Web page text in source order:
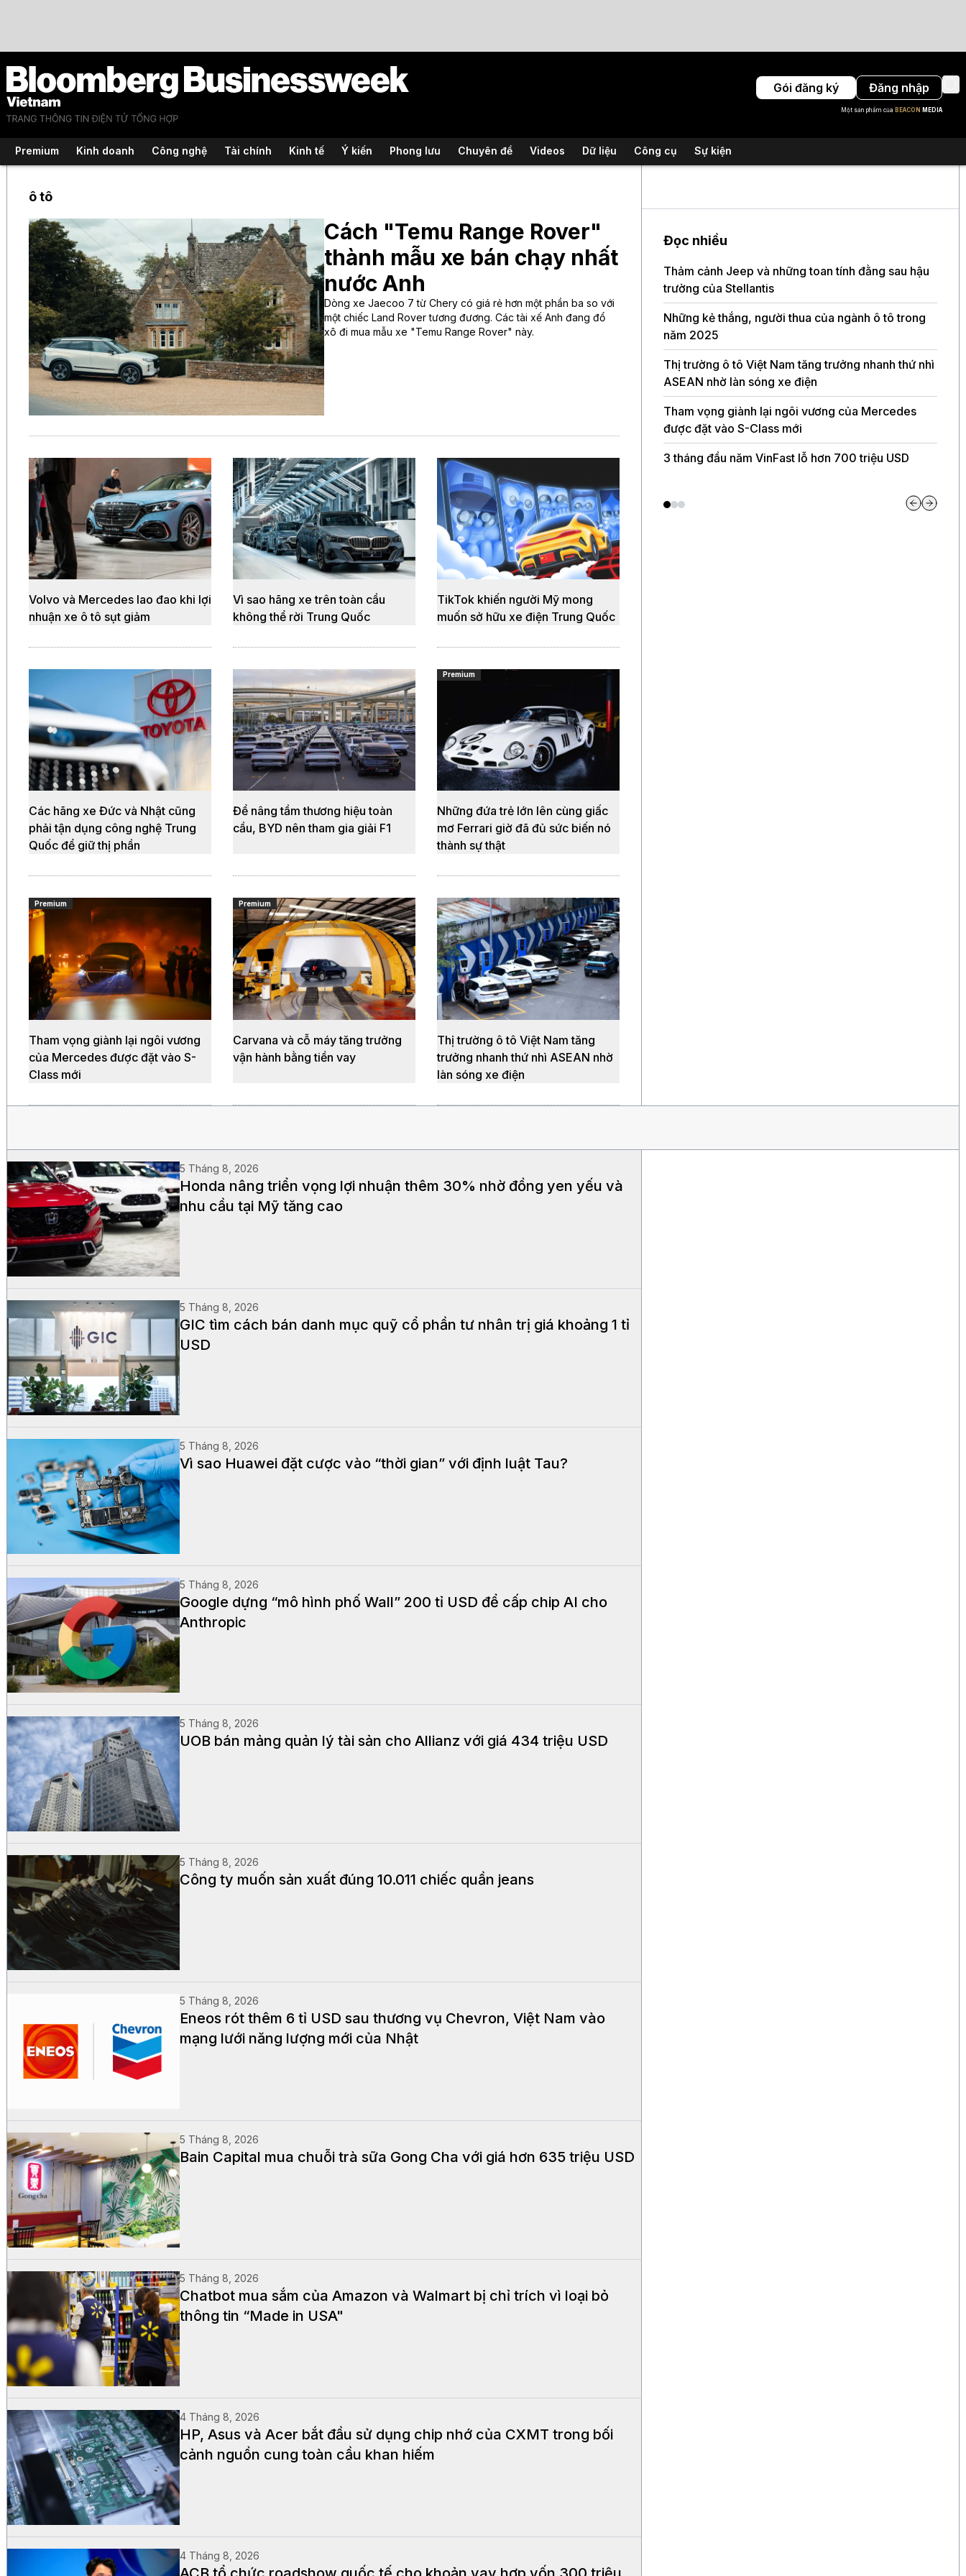
Gói đăng ký Đăng nhập
Một sản phẩm của BEACON MEDIA
Premium Kinh doanh Công nghệ Tài chính Kinh tế Ý kiến Phong lưu Chuyên đề Videos Dữ liệu Công cụ Sự kiện
ô tô
Cách "Temu Range Rover"
thành mẫu xe bán chạy nhất
nước Anh
Dòng xe Jaecoo 7 từ Chery có giá rẻ hơn một phần ba so với
một chiếc Land Rover tương đương. Các tài xế Anh đang đổ
xô đi mua mẫu xe "Temu Range Rover" này.
Volvo và Mercedes lao đao khi lợi
nhuận xe ô tô sụt giảm
Vì sao hãng xe trên toàn cầu
không thể rời Trung Quốc
TikTok khiến người Mỹ mong
muốn sở hữu xe điện Trung Quốc
Các hãng xe Đức và Nhật cũng
phải tận dụng công nghệ Trung
Quốc để giữ thị phần
Để nâng tầm thương hiệu toàn
cầu, BYD nên tham gia giải F1
Premium
Những đứa trẻ lớn lên cùng giấc
mơ Ferrari giờ đã đủ sức biến nó
thành sự thật
Premium
Tham vọng giành lại ngôi vương
của Mercedes được đặt vào S-
Class mới
Premium
Carvana và cỗ máy tăng trưởng
vận hành bằng tiền vay
Thị trường ô tô Việt Nam tăng
trưởng nhanh thứ nhì ASEAN nhờ
làn sóng xe điện
Đọc nhiều
Thảm cảnh Jeep và những toan tính đằng sau hậu
trường của Stellantis
Những kẻ thắng, người thua của ngành ô tô trong
năm 2025
Thị trường ô tô Việt Nam tăng trưởng nhanh thứ nhì
ASEAN nhờ làn sóng xe điện
Tham vọng giành lại ngôi vương của Mercedes
được đặt vào S-Class mới
3 tháng đầu năm VinFast lỗ hơn 700 triệu USD
5 Tháng 8, 2026
Honda nâng triển vọng lợi nhuận thêm 30% nhờ đồng yen yếu và
nhu cầu tại Mỹ tăng cao
5 Tháng 8, 2026
GIC tìm cách bán danh mục quỹ cổ phần tư nhân trị giá khoảng 1 tỉ
USD
5 Tháng 8, 2026
Vì sao Huawei đặt cược vào “thời gian” với định luật Tau?
5 Tháng 8, 2026
Google dựng “mô hình phố Wall” 200 tỉ USD để cấp chip AI cho
Anthropic
5 Tháng 8, 2026
UOB bán mảng quản lý tài sản cho Allianz với giá 434 triệu USD
5 Tháng 8, 2026
Công ty muốn sản xuất đúng 10.011 chiếc quần jeans
5 Tháng 8, 2026
Eneos rót thêm 6 tỉ USD sau thương vụ Chevron, Việt Nam vào
mạng lưới năng lượng mới của Nhật
5 Tháng 8, 2026
Bain Capital mua chuỗi trà sữa Gong Cha với giá hơn 635 triệu USD
5 Tháng 8, 2026
Chatbot mua sắm của Amazon và Walmart bị chỉ trích vì loại bỏ
thông tin “Made in USA"
4 Tháng 8, 2026
HP, Asus và Acer bắt đầu sử dụng chip nhớ của CXMT trong bối
cảnh nguồn cung toàn cầu khan hiếm
4 Tháng 8, 2026